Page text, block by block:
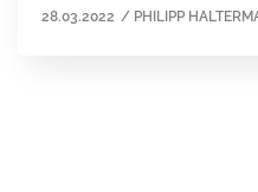
28.03.2022 / PHILIPP